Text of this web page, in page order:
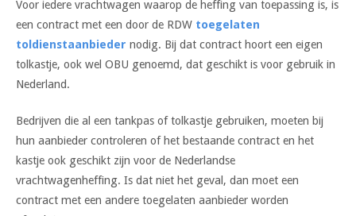
Voor iedere vrachtwagen waarop de heffing van toepassing is, is
een contract met een door de RDW toegelaten
toldienstaanbieder nodig. Bij dat contract hoort een eigen
tolkastje, ook wel OBU genoemd, dat geschikt is voor gebruik in
Nederland.
Bedrijven die al een tankpas of tolkastje gebruiken, moeten bij
hun aanbieder controleren of het bestaande contract en het
kastje ook geschikt zijn voor de Nederlandse
vrachtwagenheffing. Is dat niet het geval, dan moet een
contract met een andere toegelaten aanbieder worden